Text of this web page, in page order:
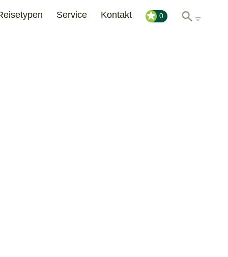
Service Kontakt 0